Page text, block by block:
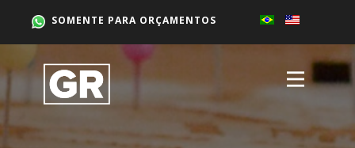
SOMENTE PARA ORÇAMENTOS